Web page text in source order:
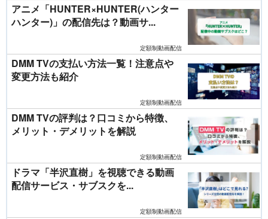
アニメ「HUNTER×HUNTER(ハンター
ハンター)」の配信先は？動画サ...
定額制動画配信
DMM TVの支払い方法一覧！注意点や
変更方法も紹介
定額制動画配信
DMM TVの評判は？口コミから特徴、
メリット・デメリットを解説
定額制動画配信
ドラマ「半沢直樹」を視聴できる動画
配信サービス・サブスクを...
定額制動画配信